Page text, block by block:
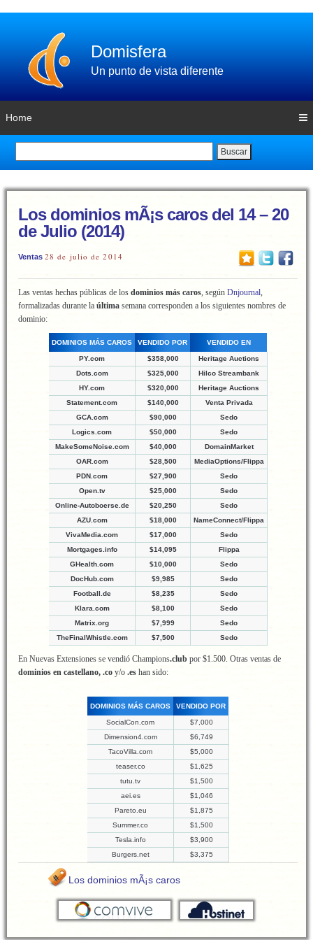
Domisfera
Un punto de vista diferente
Home
Buscar
Los dominios mÃ¡s caros del 14 – 20
de Julio (2014)
Ventas 28 de julio de 2014
Las ventas hechas públicas de los dominios más caros, según Dnjournal,
formalizadas durante la última semana corresponden a los siguientes nombres de
dominio:
DOMINIOS MÁS CAROS VENDIDO POR VENDIDO EN
PY.com $358,000
Heritage Auctions
Dots.com
$325,000
Hilco Streambank
HY.com
$320,000
Heritage Auctions
Statement.com
$140,000
Venta Privada
GCA.com
$90,000
Sedo
Logics.com
$50,000
Sedo
MakeSomeNoise.com
$40,000
DomainMarket
OAR.com
$28,500
MediaOptions/Flippa
PDN.com
$27,900
Sedo
Open.tv
$25,000
Sedo
Online-Autoboerse.de
$20,250
Sedo
AZU.com
$18,000
NameConnect/Flippa
VivaMedia.com
$17,000
Sedo
Mortgages.info
$14,095
Flippa
GHealth.com
$10,000
Sedo
DocHub.com
$9,985
Sedo
Football.de
$8,235
Sedo
Klara.com
$8,100
Sedo
Matrix.org
$7,999
Sedo
TheFinalWhistle.com
$7,500 Sedo
En Nuevas Extensiones se vendió Champions.club por $1.500. Otras ventas de
dominios en castellano, .co y/o .es han sido:
DOMINIOS MÁS CAROS VENDIDO POR
SocialCon.com
$7,000
Dimension4.com
$6,749
TacoVilla.com
$5,000
teaser.co
$1,625
tutu.tv
$1,500
aei.es
$1,046
Pareto.eu
$1,875
Summer.co
$1,500
Tesla.info
$3,900
Burgers.net
$3,375
Los dominios mÃ¡s caros